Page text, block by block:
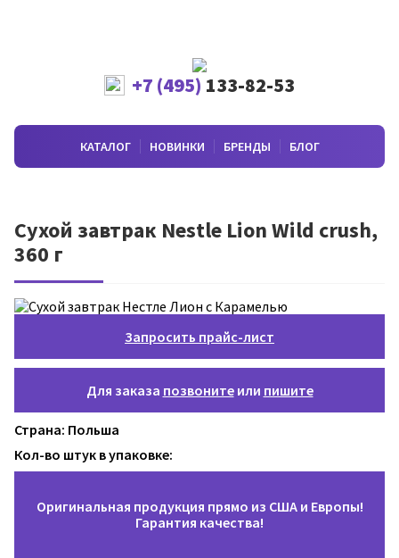
+7 (495) 133-82-53
КАТАЛОГ НОВИНКИ БРЕНДЫ БЛОГ
Сухой завтрак Nestle Lion Wild crush,
360 г
Запросить прайс-лист
Для заказа позвонитеили пишите
Страна: Польша
Кол-во штук в упаковке:
Оригинальная продукция прямо из США и Европы!
Гарантия качества!